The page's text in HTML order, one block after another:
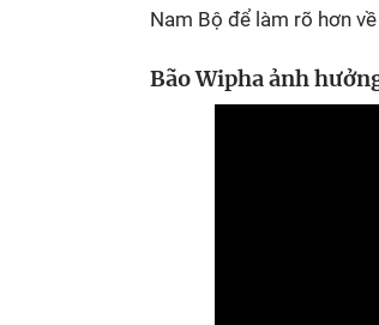
Nam Bộ để làm rõ hơn
Bão Wipha ảnh